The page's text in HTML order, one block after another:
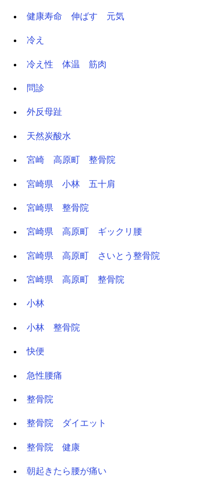
健康寿命 伸ばす 元気
冷え
冷え性 体温 筋肉
問診
外反母趾
天然炭酸水
宮崎 高原町 整骨院
宮崎県 小林 五十肩
宮崎県 整骨院
宮崎県 高原町 ギックリ腰
宮崎県 高原町 さいとう整骨院
宮崎県 高原町 整骨院
小林
小林 整骨院
快便
急性腰痛
整骨院
整骨院 ダイエット
整骨院 健康
朝起きたら腰が痛い